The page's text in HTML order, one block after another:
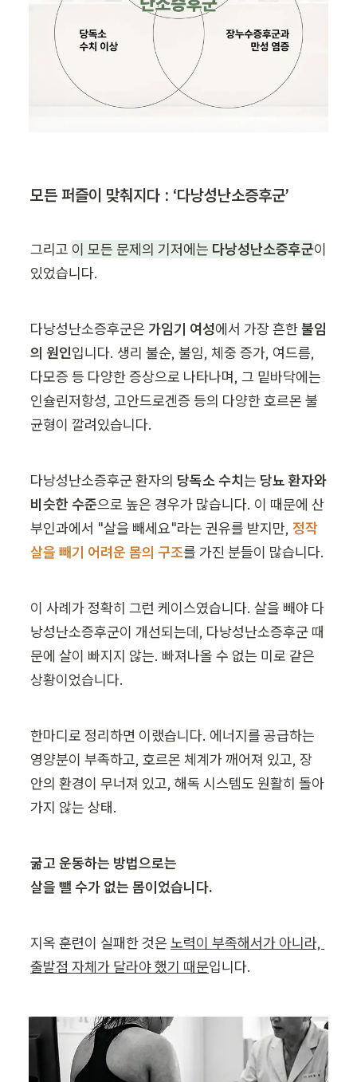
모든 퍼즐이 맞춰지다 : ‘다낭성난소증후군’
그리고 이 모든 문제의 기저에는 다낭성난소증후군이
있었습니다.
다낭성난소증후군은 가임기 여성에서 가장 흔한 불임
의 원인입니다. 생리 불순, 불임, 체중 증가, 여드름,
다모증 등 다양한 증상으로 나타나며, 그 밑바닥에는
인슐린저항성, 고안드로겐증 등의 다양한 호르몬 불
균형이 깔려있습니다.
다낭성난소증후군 환자의 당독소 수치는 당뇨 환자와
비슷한 수준으로 높은 경우가 많습니다. 이 때문에 산
부인과에서 "살을 빼세요"라는 권유를 받지만, 정작
살을 빼기 어려운 몸의 구조를 가진 분들이 많습니다.
이 사례가 정확히 그런 케이스였습니다. 살을 빼야 다
낭성난소증후군이 개선되는데, 다낭성난소증후군 때
문에 살이 빠지지 않는. 빠져나올 수 없는 미로 같은
상황이었습니다.
한마디로 정리하면 이랬습니다. 에너지를 공급하는
영양분이 부족하고, 호르몬 체계가 깨어져 있고, 장
안의 환경이 무너져 있고, 해독 시스템도 원활히 돌아
가지 않는 상태.
굶고 운동하는 방법으로는
살을 뺄 수가 없는 몸이었습니다.
지옥 훈련이 실패한 것은 노력이 부족해서가 아니라,
출발점 자체가 달라야 했기 때문입니다.